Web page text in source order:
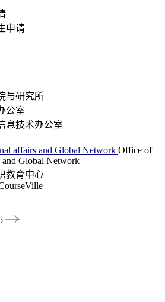
申请
与研究所
公室
息技术办公室
affairs and Global Network Office of
and Global Network
教育中心